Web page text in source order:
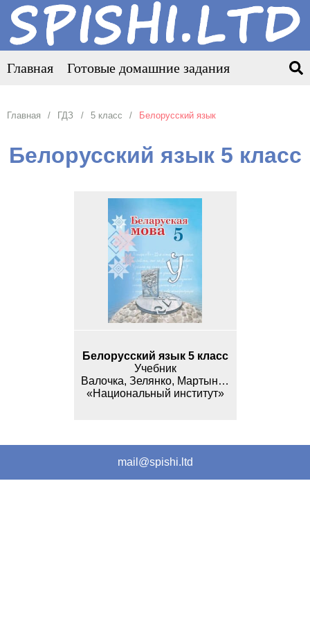
Главная Готовые домашние задания
Главная ГДЗ 5 класс Белорусский язык
Белорусский язык 5 класс
Белорусский язык 5 класс
Учебник
Валочка, Зелянко, Мартынкевіч, Якуба
«Национальный институт»
mail@spishi.ltd